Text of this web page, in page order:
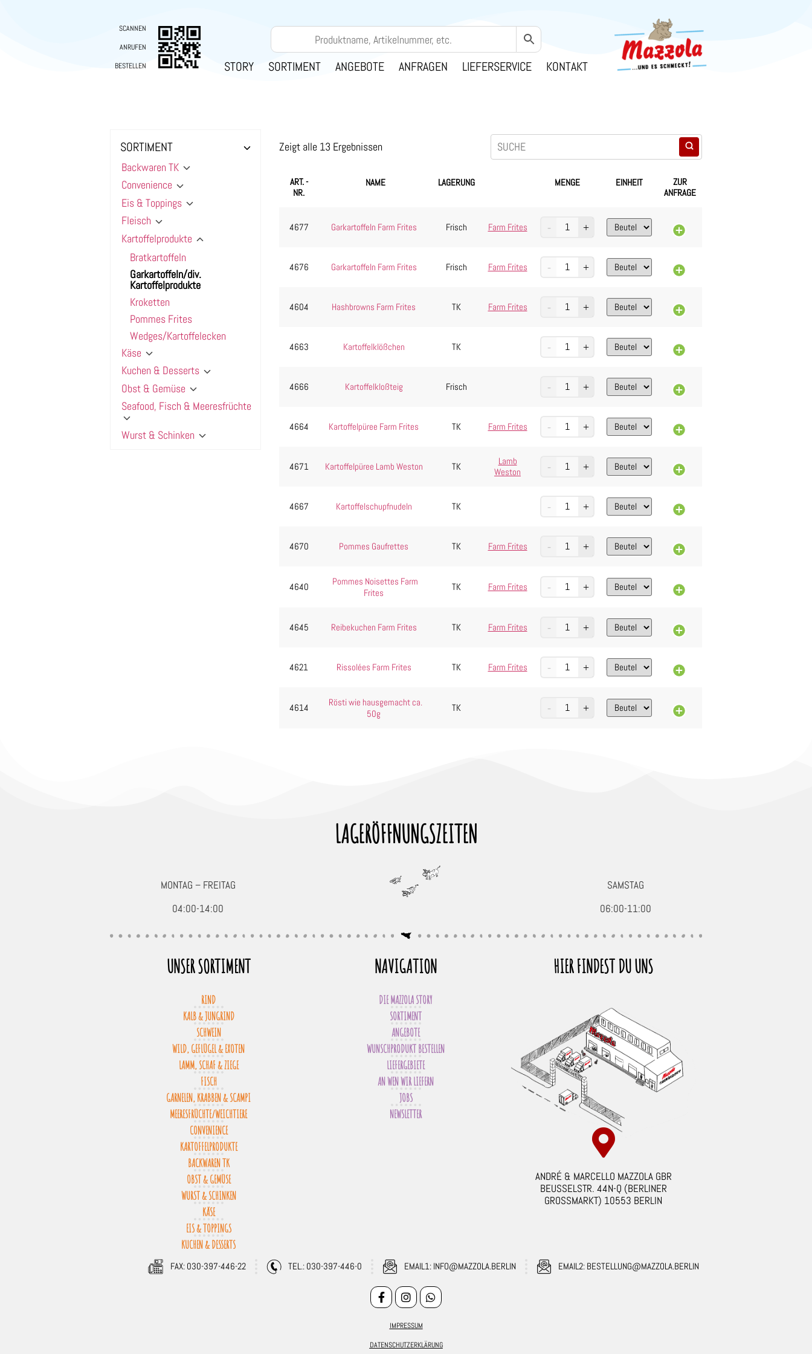
SCANNEN
ANRUFEN
BESTELLEN
STORY SORTIMENT ANGEBOTE ANFRAGEN LIEFERSERVICE KONTAKT
SORTIMENT
Backwaren TK
Convenience
Eis & Toppings
Fleisch
Kartoffelprodukte
Bratkartoffeln
Garkartoffeln/div.
Kartoffelprodukte
Kroketten
Pommes Frites
Wedges/Kartoffelecken
Käse
Kuchen & Desserts
Obst & Gemüse
Seafood, Fisch & Meeresfrüchte
Wurst & Schinken
Zeigt alle 13 Ergebnissen
ART. -
NR.
NAME LAGERUNG MENGE EINHEIT
ZUR
ANFRAGE
4677 Garkartoffeln Farm Frites Frisch Farm Frites
4676 Garkartoffeln Farm Frites Frisch Farm Frites
4604 Hashbrowns Farm Frites TK Farm Frites
4663 Kartoffelklößchen TK
4666 Kartoffelkloßteig Frisch
4664 Kartoffelpüree Farm Frites TK Farm Frites
4671 Kartoffelpüree Lamb Weston TK
Lamb
Weston
4667 Kartoffelschupfnudeln TK
4670 Pommes Gaufrettes TK Farm Frites
4640
Pommes Noisettes Farm
Frites
TK Farm Frites
4645 Reibekuchen Farm Frites TK Farm Frites
4621 Rissolées Farm Frites TK Farm Frites
4614
Rösti wie hausgemacht ca.
50g
TK
LAGERÖFFNUNGSZEITEN
MONTAG – FREITAG
04:00-14:00
SAMSTAG
06:00-11:00
UNSER SORTIMENT
RIND
KALB & JUNGRIND
SCHWEIN
WILD, GEFLÜGEL & EXOTEN
LAMM, SCHAF & ZIEGE
FISCH
GARNELEN, KRABBEN & SCAMPI
MEERESFRÜCHTE/WEICHTIERE
CONVENIENCE
KARTOFFELPRODUKTE
BACKWAREN TK
OBST & GEMÜSE
WURST & SCHINKEN
KÄSE
EIS & TOPPINGS
KUCHEN & DESSERTS
NAVIGATION
DIE MAZZOLA STORY
SORTIMENT
ANGEBOTE
WUNSCHPRODUKT BESTELLEN
LIEFERGEBIETE
AN WEN WIR LIEFERN
JOBS
NEWSLETTER
HIER FINDEST DU UNS
ANDRÉ & MARCELLO MAZZOLA GBR
BEUSSELSTR. 44N-Q (BERLINER
GROSSMARKT) 10553 BERLIN
FAX: 030-397-446-22 TEL.: 030-397-446-0 EMAIL1: INFO@MAZZOLA.BERLIN EMAIL2: BESTELLUNG@MAZZOLA.BERLIN
IMPRESSUM
DATENSCHUTZERKLÄRUNG